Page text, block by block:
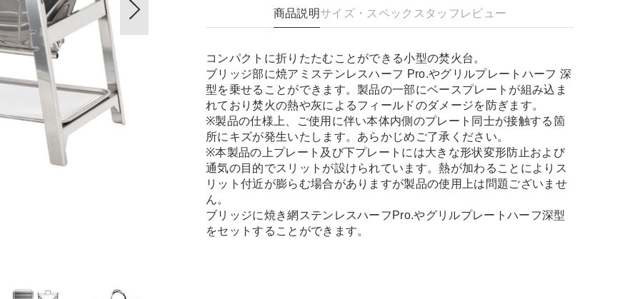
商品説明サイズ・スペック スタッフレビュー
コンパクトに折りたたむことができる小型の焚火台。
ブリッジ部に焼アミステンレスハーフ Pro.やグリルプレートハーフ 深
型を乗せることができます。製品の一部にベースプレートが組み込ま
れており焚火の熱や灰によるフィールドのダメージを防ぎます。
※製品の仕様上、ご使用に伴い本体内側のプレート同士が接触する箇
所にキズが発生いたします。あらかじめご了承ください。
※本製品の上プレート及び下プレートには大きな形状変形防止および
通気の目的でスリットが設けられています。熱が加わることによりス
リット付近が膨らむ場合がありますが製品の使用上は問題ございませ
ん。
ブリッジに焼き網ステンレスハーフPro.やグリルプレートハーフ深型
をセットすることができます。